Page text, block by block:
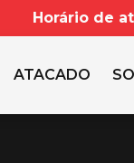
Horário de
ATACADO